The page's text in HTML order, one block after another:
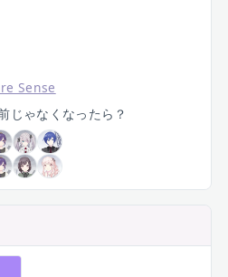
Sense
じゃなくなったら？